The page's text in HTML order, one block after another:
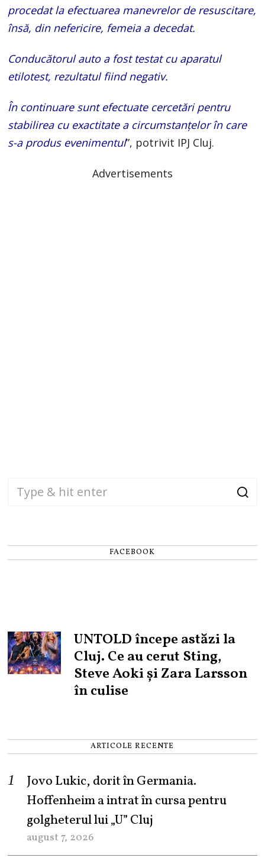
procedat la efectuarea manevrelor de resuscitare,
însă, din nefericire, femeia a decedat.
Conducătorul auto a fost testat cu aparatul
etilotest, rezultatul fiind negativ.
În continuare sunt efectuate cercetări pentru
stabilirea cu exactitate a circumstanțelor în care
s-a produs evenimentul”, potrivit IPJ Cluj.
Advertisements
FACEBOOK
UNTOLD începe astăzi la
Cluj. Ce au cerut Sting,
Steve Aoki și Zara Larsson
în culise
ARTICOLE RECENTE
Jovo Lukic, dorit în Germania.
Hoffenheim a intrat în cursa pentru
golgheterul lui „U” Cluj
august 7, 2026